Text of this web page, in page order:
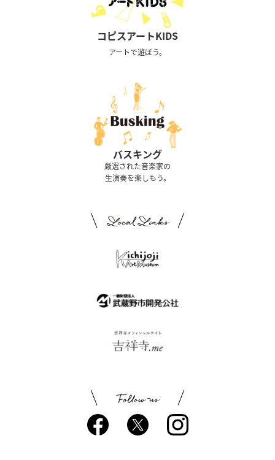
コピスアートKIDS
アートで遊ぼう。
バスキング
厳選された音楽家の
生演奏を楽しもう。